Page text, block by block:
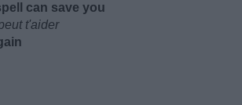
can save you
t'aider